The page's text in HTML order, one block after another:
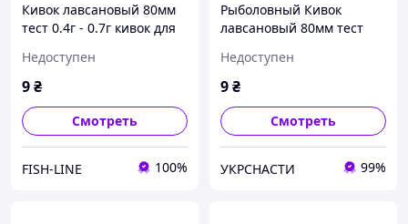
Кивок лавсановый 80мм
тест 0.4г - 0.7г кивок для
Недоступен
9₴
Смотреть
FISH-LINE 100%
Рыболовный Кивок
лавсановый 80мм тест
зимней удочки
Недоступен
9₴
Смотреть
УКРСНАСТИ 99%